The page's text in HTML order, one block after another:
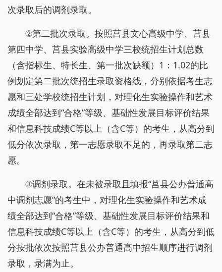
次录取后的调剂录取。
②第二批次录取。按照莒县文心高级中学、莒县
第四中学、莒县实验高级中学三校统招生计划总数
（含指标生、特长生、第一批次缺额）1：1.02的比
例划定第二批次统招生录取资格线，分别依据考生志
愿和三处学校统招生计划，对理化生实验操作和艺术
成绩全部达到“合格”等级、基础性发展目标评价结果
和信息科技成绩C等以上（含C等）的考生，从高分到
低分依次录取，第一志愿录取不足的，再录取第二志
愿。
③调剂录取。在未被录取且填报“莒县公办普通高
中调剂志愿”的考生中，对理化生实验操作和艺术成
绩全部达到“合格”等级、基础性发展目标评价结果和
信息科技成绩C等以上（含C等）的考生，从高分到低
分按批依次按照莒县公办普通高中招生顺序进行调剂
录取，录满为止。